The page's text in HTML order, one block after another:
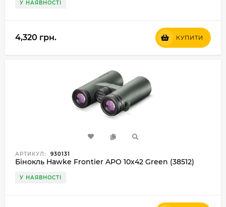
У НАЯВНОСТІ
4,320 грн. КУПИТИ
АРТИКУЛ: 930131
Бінокль Hawke Frontier APO 10x42 Green (38512)
У НАЯВНОСТІ